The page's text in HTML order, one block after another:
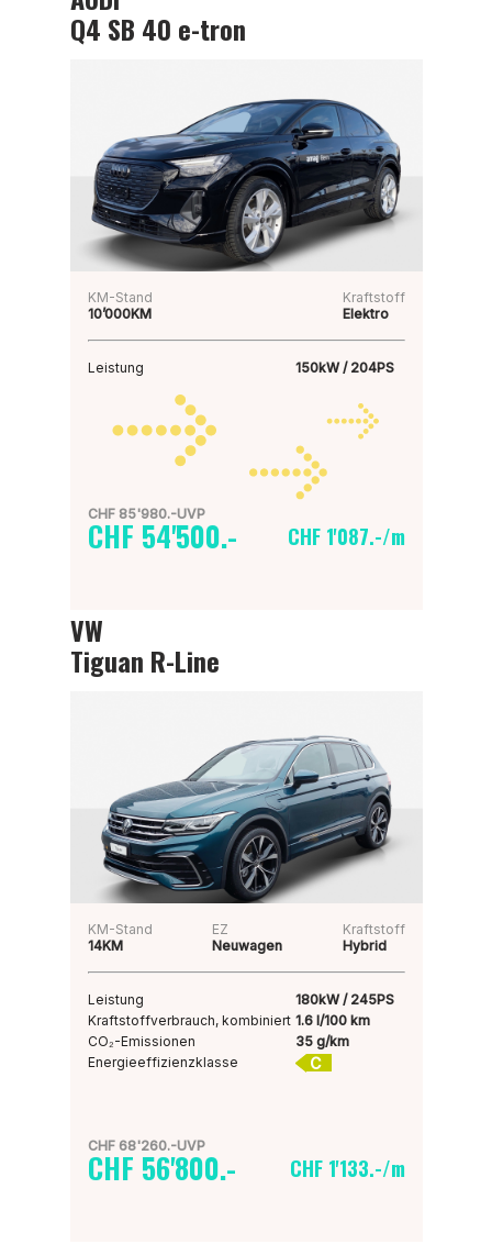
Q4 SB 40 e-tron
KM-Stand
10’000KM
Kraftstoff
Elektro
Leistung 150kW / 204PS
CHF 85'980.-UVP
CHF 54'500.- CHF 1'087.-/m
VW
Tiguan R-Line
KM-Stand
14KM
EZ
Neuwagen
Kraftstoff
Hybrid
Leistung
180kW / 245PS
Kraftstoffverbrauch, kombiniert 1.6 l/100 km
CO₂-Emissionen
35 g/km
Energieeffizienzklasse
C
CHF 68'260.-UVP
CHF 56'800.- CHF 1'133.-/m